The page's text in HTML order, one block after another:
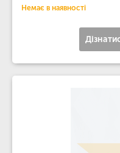
Немає в наявності